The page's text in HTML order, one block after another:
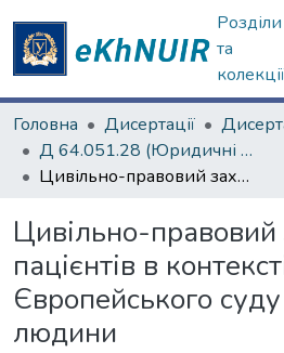
Розділи
та
колекції
Головна Дисертації
Д 64.051.28 (Юридичні науки)
Цивільно-правовий захист прав пацієнтів в контексті практики Європейського суду з прав людини
Цивільно-правовий
пацієнтів в
Європейського
людини